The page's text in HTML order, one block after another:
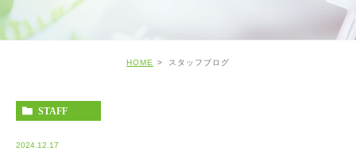
HOME スタッフブログ
STAFF
2024.12.17